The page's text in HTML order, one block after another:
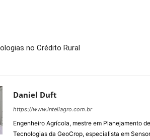
no Crédito Rural
Daniel Duft
https://www.inteliagro.com.br
Engenheiro Agrícola, mestre em Planejamento
Tecnologias da GeoCrop, especialista em